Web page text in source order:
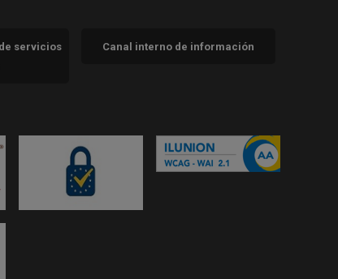
servicios
Canal interno de información